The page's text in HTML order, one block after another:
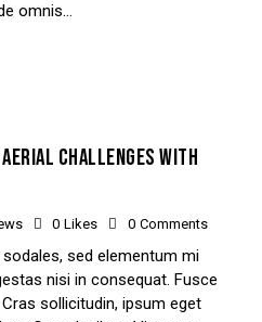
omnis…
CHALLENGES WITH
0 Likes 0 Comments
sed elementum mi
nisi in consequat. Fusce
sollicitudin, ipsum eget